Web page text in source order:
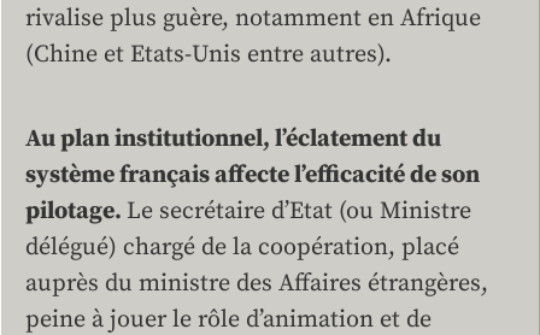
rivalise plus guère, notamment en Afrique
(Chine et Etats-Unis entre autres).
Au plan institutionnel, l’éclatement du
système français affecte l’efficacité de son
pilotage. Le secrétaire d’Etat (ou Ministre
délégué) chargé de la coopération, placé
auprès du ministre des Affaires étrangères,
peine à jouer le rôle d’animation et de